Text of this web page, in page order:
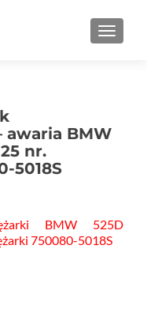
awaria BMW
nr.
5018S
BMW 525D
750080-5018S